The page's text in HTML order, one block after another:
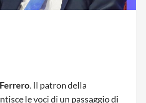
Ferrero. Il patron della
le voci di un passaggio di